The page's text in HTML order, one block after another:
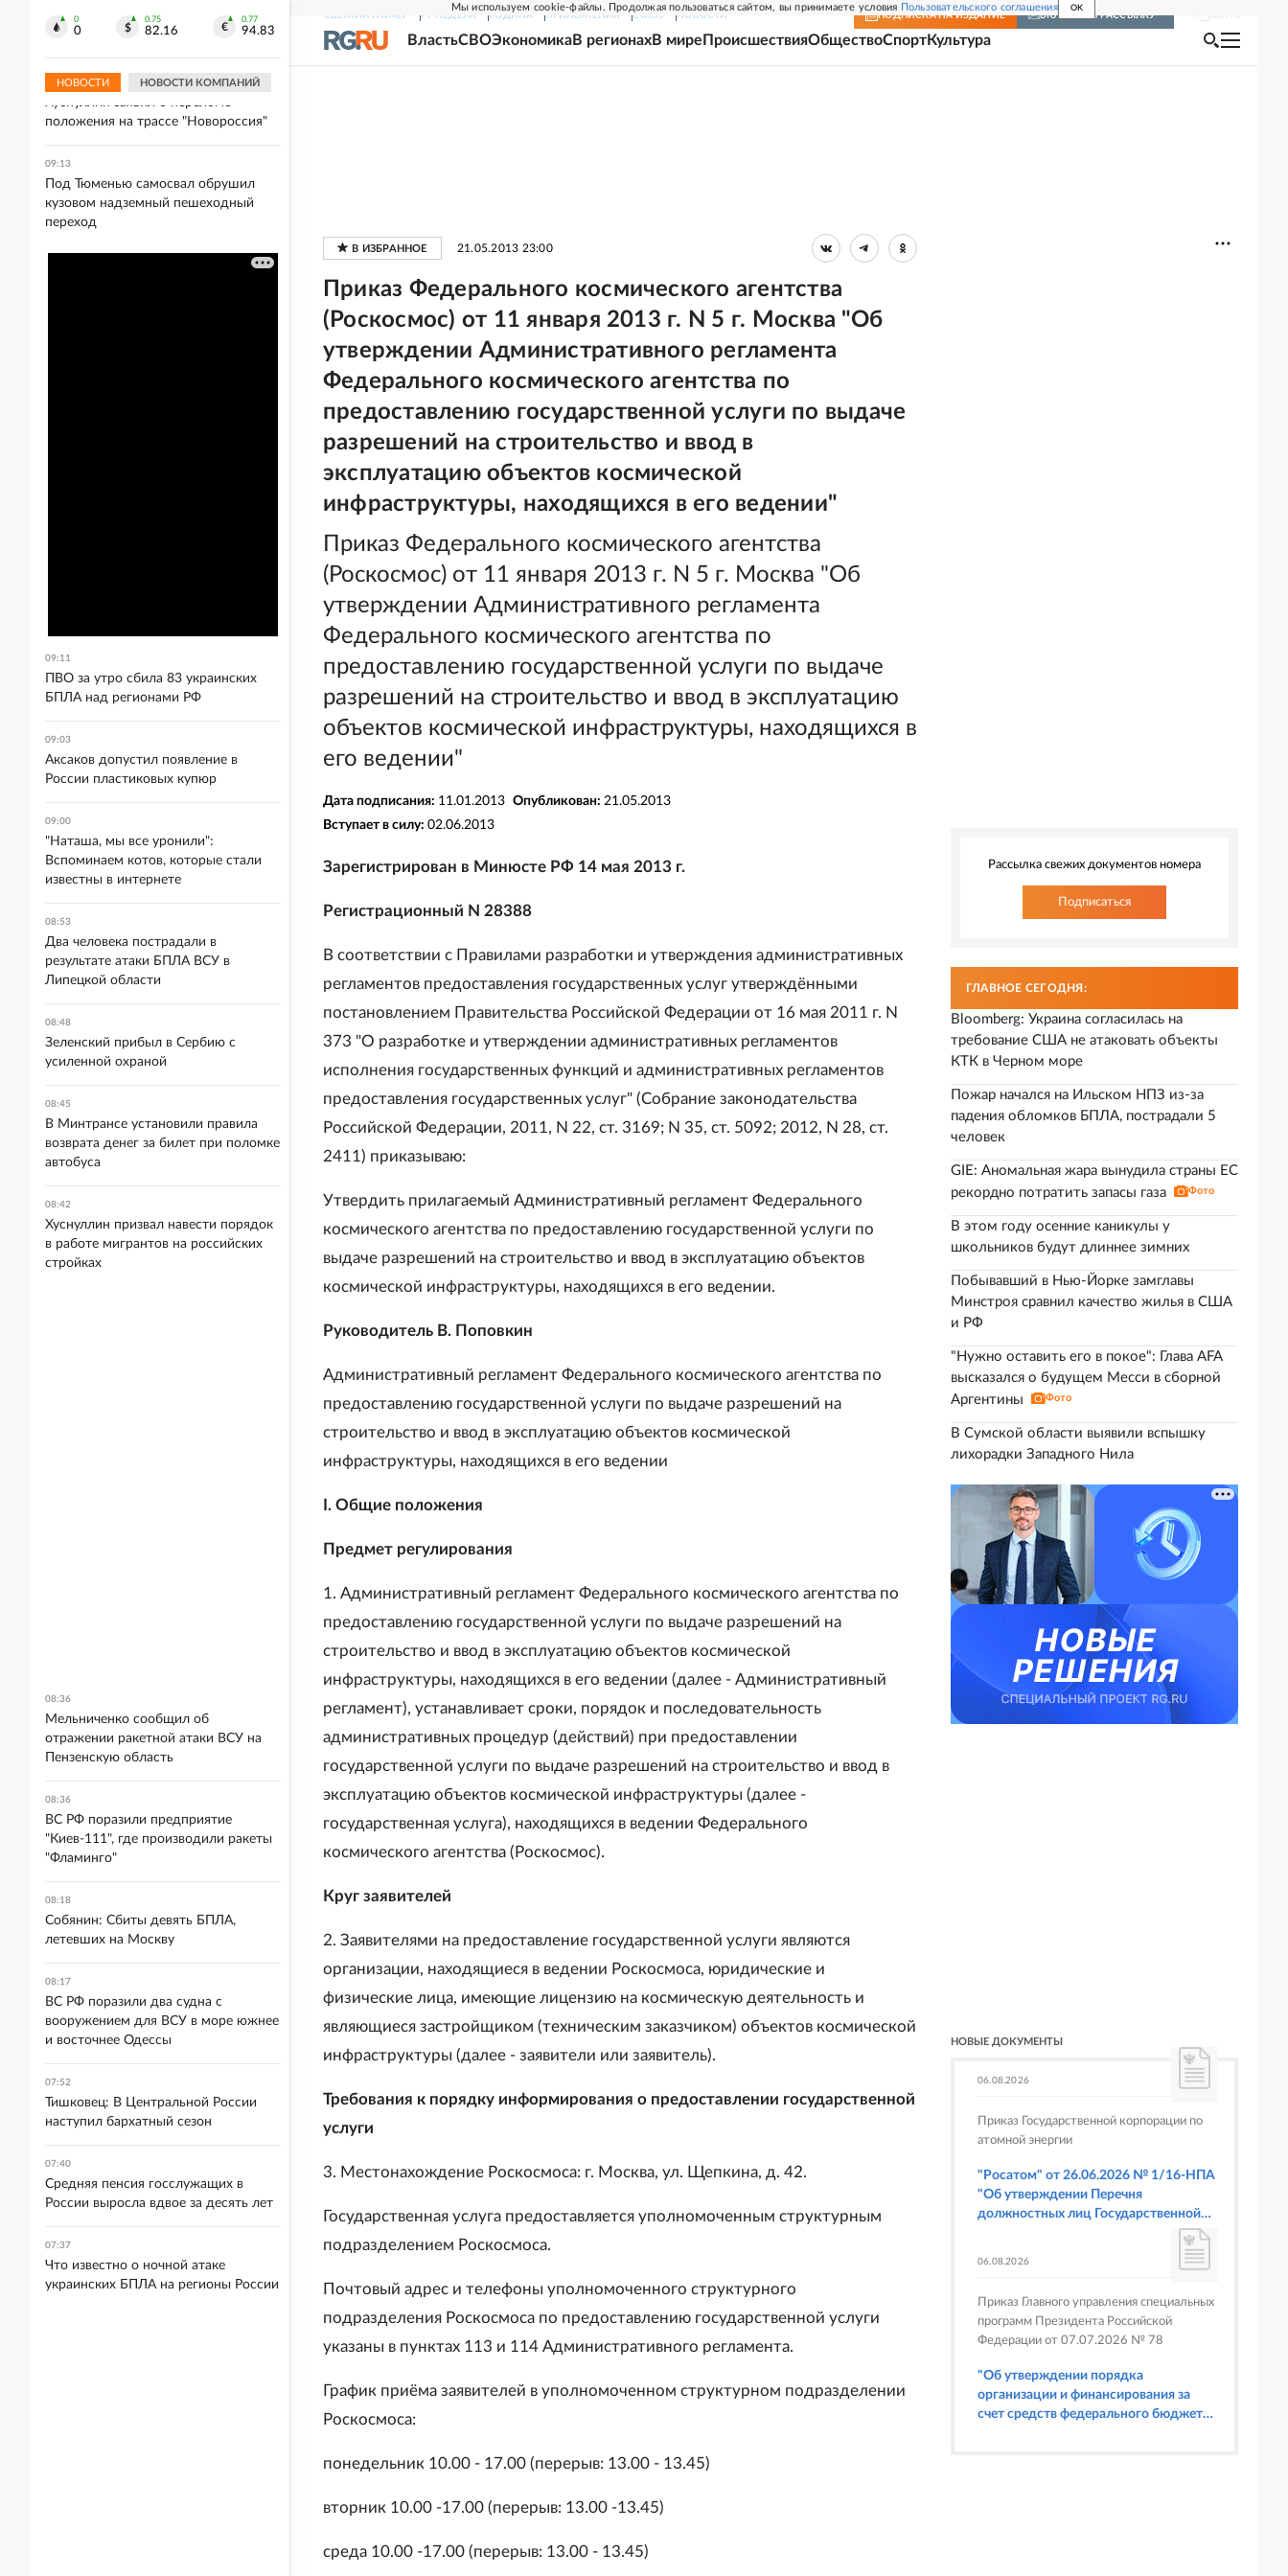
Мы используем cookie-файлы. Продолжая пользоваться сайтом, вы принимаете условия Пользовательского соглашения OK
СВЕЖИЙ НОМЕР РГ-НЕДЕЛЯ РОДИНА ПРИЛОЖЕНИЯ СОЮЗ НОВОСТИ ПОДПИСКА НА ИЗДАНИЕ ВКЛЮЧИТЬ РАССЫЛКУ
ВластьСВОЭкономикаВ регионахВ мире ПроисшествияОбществоСпортКультура
21.05.2013 23:00
Приказ Федерального космического агентства
(Роскосмос) от 11 января 2013 г. N 5 г. Москва "Об
утверждении Административного регламента
Федерального космического агентства по
предоставлению государственной услуги по выдаче
разрешений на строительство и ввод в
эксплуатацию объектов космической
инфраструктуры, находящихся в его ведении"
Приказ Федерального космического агентства
(Роскосмос) от 11 января 2013 г. N 5 г. Москва "Об
утверждении Административного регламента
Федерального космического агентства по
предоставлению государственной услуги по выдаче
разрешений на строительство и ввод в эксплуатацию
объектов космической инфраструктуры, находящихся в
его ведении"
Дата подписания: 11.01.2013 Опубликован: 21.05.2013
Вступает в силу: 02.06.2013
Зарегистрирован в Минюсте РФ 14 мая 2013 г.
Регистрационный N 28388
В соответствии с Правилами разработки и утверждения административных
регламентов предоставления государственных услуг утверждёнными
постановлением Правительства Российской Федерации от 16 мая 2011 г. N
373 "О разработке и утверждении административных регламентов
исполнения государственных функций и административных регламентов
предоставления государственных услуг" (Собрание законодательства
Российской Федерации, 2011, N 22, ст. 3169; N 35, ст. 5092; 2012, N 28, ст.
2411) приказываю:
Утвердить прилагаемый Административный регламент Федерального
космического агентства по предоставлению государственной услуги по
выдаче разрешений на строительство и ввод в эксплуатацию объектов
космической инфраструктуры, находящихся в его ведении.
Руководитель В. Поповкин
Административный регламент Федерального космического агентства по
предоставлению государственной услуги по выдаче разрешений на
строительство и ввод в эксплуатацию объектов космической
инфраструктуры, находящихся в его ведении
I. Общие положения
Предмет регулирования
1. Административный регламент Федерального космического агентства по
предоставлению государственной услуги по выдаче разрешений на
строительство и ввод в эксплуатацию объектов космической
инфраструктуры, находящихся в его ведении (далее - Административный
регламент), устанавливает сроки, порядок и последовательность
административных процедур (действий) при предоставлении
государственной услуги по выдаче разрешений на строительство и ввод в
эксплуатацию объектов космической инфраструктуры (далее -
государственная услуга), находящихся в ведении Федерального
космического агентства (Роскосмос).
Круг заявителей
2. Заявителями на предоставление государственной услуги являются
организации, находящиеся в ведении Роскосмоса, юридические и
физические лица, имеющие лицензию на космическую деятельность и
являющиеся застройщиком (техническим заказчиком) объектов космической
инфраструктуры (далее - заявители или заявитель).
Требования к порядку информирования о предоставлении государственной
услуги
3. Местонахождение Роскосмоса: г. Москва, ул. Щепкина, д. 42.
Государственная услуга предоставляется уполномоченным структурным
подразделением Роскосмоса.
Почтовый адрес и телефоны уполномоченного структурного
подразделения Роскосмоса по предоставлению государственной услуги
указаны в пунктах 113 и 114 Административного регламента.
График приёма заявителей в уполномоченном структурном подразделении
Роскосмоса:
понедельник 10.00 - 17.00 (перерыв: 13.00 - 13.45)
вторник 10.00 -17.00 (перерыв: 13.00 -13.45)
среда 10.00 -17.00 (перерыв: 13.00 - 13.45)
Рассылка свежих документов номера
Подписаться
ГЛАВНОЕ СЕГОДНЯ:
Bloomberg: Украина согласилась на
требование США не атаковать объекты
КТК в Черном море
Пожар начался на Ильском НПЗ из-за
падения обломков БПЛА, пострадали 5
человек
GIE: Аномальная жара вынудила страны ЕС
рекордно потратить запасы газа
Фото
В этом году осенние каникулы у
школьников будут длиннее зимних
Побывавший в Нью-Йорке замглавы
Минстроя сравнил качество жилья в США
и РФ
"Нужно оставить его в покое": Глава AFA
высказался о будущем Месси в сборной
Аргентины
Фото
В Сумской области выявили вспышку
лихорадки Западного Нила
НОВЫЕ ДОКУМЕНТЫ
06.08.2026
Приказ Государственной корпорации по
атомной энергии
"Росатом" от 26.06.2026 № 1/16-НПА
"Об утверждении Перечня
должностных лиц Государственной
корпорации по атомной энергии
предусмотренных статьями 6.3, 8.1,
9.4, 9.5 и 9.5.1, частью 3 статьи 9.16,
статьей 14.44, частью 1 статьи 19.4,
статьей 19.4.1, частями 6 и 15 статьи
19.5, статьями 19.6 и 19.7, частью 1
статьи 19.26, статьей 19.33, частями 1,
2, 2.1, 6 и 6.1 статьи 20.4 Кодекса
06.08.2026
Приказ Главного управления специальных
программ Президента Российской
Федерации от 07.07.2026 № 78
"Об утверждении порядка
организации и финансирования за
счет средств федерального бюджета
0
0
0.75
82.16
0.77
94.83
НОВОСТИ НОВОСТИ КОМПАНИЙ
Жителя Екатеринбурга арестовали
09:17
Хуснуллин заявил о переломе
положения на трассе "Новороссия"
09:13
Под Тюменью самосвал обрушил
кузовом надземный пешеходный
переход
09:11
ПВО за утро сбила 83 украинских
БПЛА над регионами РФ
09:03
Аксаков допустил появление в
России пластиковых купюр
09:00
"Наташа, мы все уронили":
Вспоминаем котов, которые стали
известны в интернете
08:53
Два человека пострадали в
результате атаки БПЛА ВСУ в
Липецкой области
08:48
Зеленский прибыл в Сербию с
усиленной охраной
08:45
В Минтрансе установили правила
возврата денег за билет при поломке
автобуса
08:42
Хуснуллин призвал навести порядок
в работе мигрантов на российских
стройках
08:36
Мельниченко сообщил об
отражении ракетной атаки ВСУ на
Пензенскую область
08:36
ВС РФ поразили предприятие
"Киев-111", где производили ракеты
"Фламинго"
08:18
Собянин: Сбиты девять БПЛА,
летевших на Москву
08:17
ВС РФ поразили два судна с
вооружением для ВСУ в море южнее
и восточнее Одессы
07:52
Тишковец: В Центральной России
наступил бархатный сезон
07:40
Средняя пенсия госслужащих в
России выросла вдвое за десять лет
07:37
Что известно о ночной атаке
украинских БПЛА на регионы России